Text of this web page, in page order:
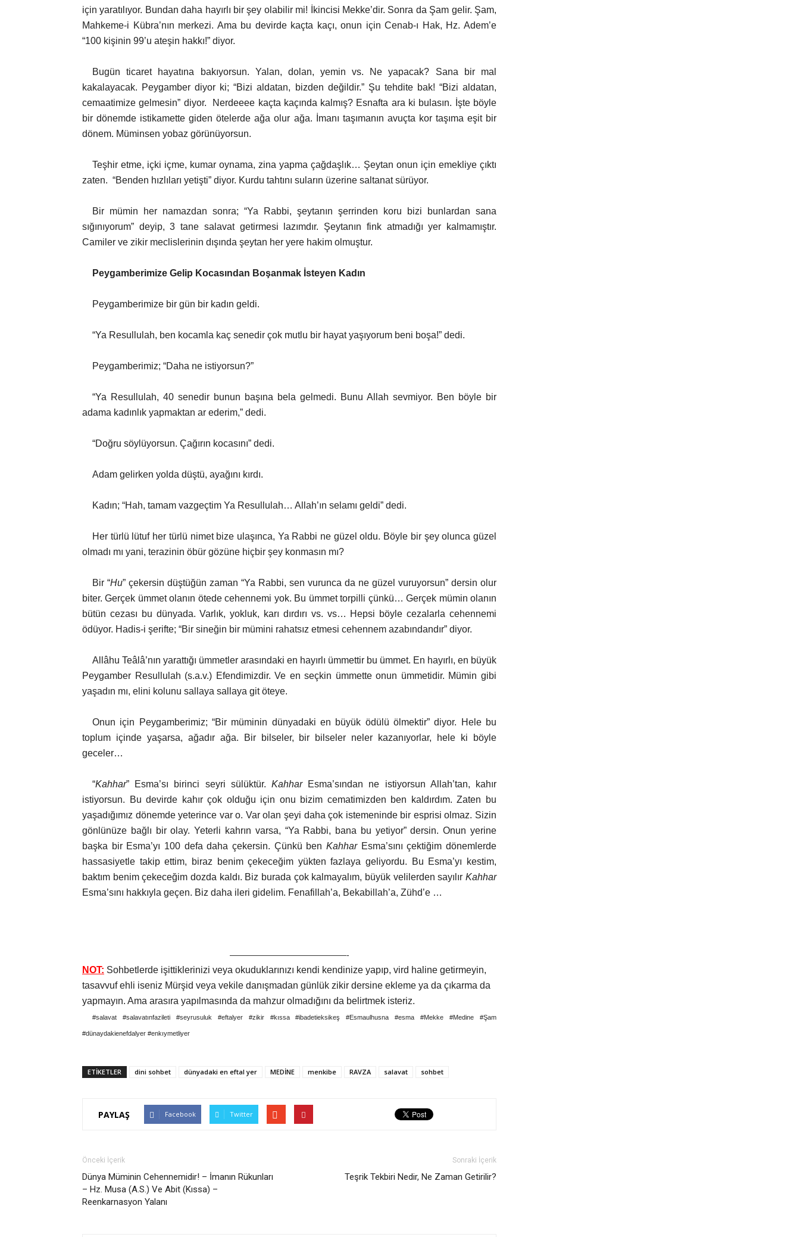
için yaratılıyor. Bundan daha hayırlı bir şey olabilir mi! İkincisi Mekke’dir. Sonra da Şam gelir. Şam,
Mahkeme-i Kübra’nın merkezi. Ama bu devirde kaçta kaçı, onun için Cenab-ı Hak, Hz. Adem’e
“100 kişinin 99’u ateşin hakkı!” diyor.
Bugün ticaret hayatına bakıyorsun. Yalan, dolan, yemin vs. Ne yapacak? Sana bir mal
kakalayacak. Peygamber diyor ki; “Bizi aldatan, bizden değildir.” Şu tehdite bak! “Bizi aldatan,
cemaatimize gelmesin” diyor. Nerdeeee kaçta kaçında kalmış? Esnafta ara ki bulasın. İşte böyle
bir dönemde istikamette giden ötelerde ağa olur ağa. İmanı taşımanın avuçta kor taşıma eşit bir
dönem. Müminsen yobaz görünüyorsun.
Teşhir etme, içki içme, kumar oynama, zina yapma çağdaşlık… Şeytan onun için emekliye çıktı
zaten. “Benden hızlıları yetişti” diyor. Kurdu tahtını suların üzerine saltanat sürüyor.
Bir mümin her namazdan sonra; “Ya Rabbi, şeytanın şerrinden koru bizi bunlardan sana
sığınıyorum” deyip, 3 tane salavat getirmesi lazımdır. Şeytanın fink atmadığı yer kalmamıştır.
Camiler ve zikir meclislerinin dışında şeytan her yere hakim olmuştur.
Peygamberimize Gelip Kocasından Boşanmak İsteyen Kadın
Peygamberimize bir gün bir kadın geldi.
“Ya Resullulah, ben kocamla kaç senedir çok mutlu bir hayat yaşıyorum beni boşa!” dedi.
Peygamberimiz; “Daha ne istiyorsun?”
“Ya Resullulah, 40 senedir bunun başına bela gelmedi. Bunu Allah sevmiyor. Ben böyle bir
adama kadınlık yapmaktan ar ederim,” dedi.
“Doğru söylüyorsun. Çağırın kocasını” dedi.
Adam gelirken yolda düştü, ayağını kırdı.
Kadın; “Hah, tamam vazgeçtim Ya Resullulah… Allah’ın selamı geldi” dedi.
Her türlü lütuf her türlü nimet bize ulaşınca, Ya Rabbi ne güzel oldu. Böyle bir şey olunca güzel
olmadı mı yani, terazinin öbür gözüne hiçbir şey konmasın mı?
Bir “Hu” çekersin düştüğün zaman “Ya Rabbi, sen vurunca da ne güzel vuruyorsun” dersin olur
biter. Gerçek ümmet olanın ötede cehennemi yok. Bu ümmet torpilli çünkü… Gerçek mümin olanın
bütün cezası bu dünyada. Varlık, yokluk, karı dırdırı vs. vs… Hepsi böyle cezalarla cehennemi
ödüyor. Hadis-i şerifte; “Bir sineğin bir mümini rahatsız etmesi cehennem azabındandır” diyor.
Allâhu Teâlâ’nın yarattığı ümmetler arasındaki en hayırlı ümmettir bu ümmet. En hayırlı, en büyük
Peygamber Resullulah (s.a.v.) Efendimizdir. Ve en seçkin ümmette onun ümmetidir. Mümin gibi
yaşadın mı, elini kolunu sallaya sallaya git öteye.
Onun için Peygamberimiz; “Bir müminin dünyadaki en büyük ödülü ölmektir” diyor. Hele bu
toplum içinde yaşarsa, ağadır ağa. Bir bilseler, bir bilseler neler kazanıyorlar, hele ki böyle
geceler…
“Kahhar” Esma’sı birinci seyri sülüktür. KahharEsma’sından ne istiyorsun Allah’tan, kahır
istiyorsun. Bu devirde kahır çok olduğu için onu bizim cematimizden ben kaldırdım. Zaten bu
yaşadığımız dönemde yeterince var o. Var olan şeyi daha çok istemeninde bir esprisi olmaz. Sizin
gönlünüze bağlı bir olay. Yeterli kahrın varsa, “Ya Rabbi, bana bu yetiyor” dersin. Onun yerine
başka bir Esma’yı 100 defa daha çekersin. Çünkü ben KahharEsma’sını çektiğim dönemlerde
hassasiyetle takip ettim, biraz benim çekeceğim yükten fazlaya geliyordu. Bu Esma’yı kestim,
baktım benim çekeceğim dozda kaldı. Biz burada çok kalmayalım, büyük velilerden sayılır Kahhar
Esma’sını hakkıyla geçen. Biz daha ileri gidelim. Fenafillah’a, Bekabillah’a, Zühd’e …
——————————————-
NOT: Sohbetlerde işittiklerinizi veya okuduklarınızı kendi kendinize yapıp, vird haline getirmeyin,
tasavvuf ehli iseniz Mürşid veya vekile danışmadan günlük zikir dersine ekleme ya da çıkarma da
yapmayın. Ama arasıra yapılmasında da mahzur olmadığını da belirtmek isteriz.
#salavat #salavatınfazileti #seyrusuluk #eftalyer #zikir #kıssa #ibadetieksikeş #Esmaulhusna #esma #Mekke #Medine #Şam
#dünaydakienefdalyer #enkıymetliyer
ETİKETLER dini sohbet dünyadaki en eftal yer MEDİNE menkibe RAVZA salavat sohbet
PAYLAŞ Facebook Twitter
Önceki İçerik
Dünya Müminin Cehennemidir! – İmanın Rükunları
– Hz. Musa (A.S.) Ve Abit (Kıssa) –
Reenkarnasyon Yalanı
Sonraki İçerik
Teşrik Tekbiri Nedir, Ne Zaman Getirilir?